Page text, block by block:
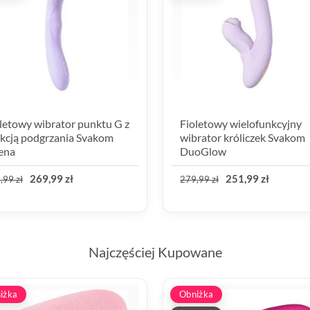
wibrator punktu G z
podgrzania Svakom
zł 269,99 zł
Fioletowy wielofunkcyjny
wibrator króliczek Svakom
DuoGlow
279,99 zł 251,99 zł
Najczęściej Kupowane
Obniżka